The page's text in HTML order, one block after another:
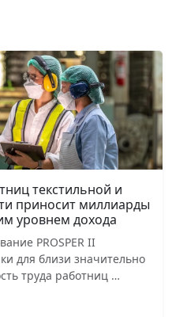
текстильной и
приносит миллиарды
уровнем дохода
PROSPER II
для близи значительно
труда работниц …